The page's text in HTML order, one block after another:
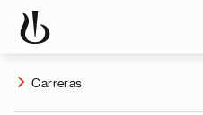
Carreras